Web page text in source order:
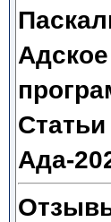
Адское
Ада-